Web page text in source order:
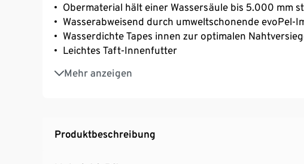
Obermaterial hält einer Wassersäule bis 5.000 mm
Wasserabweisend durch umweltschonende evoPel-
Wasserdichte Tapes innen zur optimalen
Leichtes Taft-Innenfutter
Mehr anzeigen
Abknöpfbare Kapuze
Ärmelenden mit elastischer Stulpe
Produktbeschreibung